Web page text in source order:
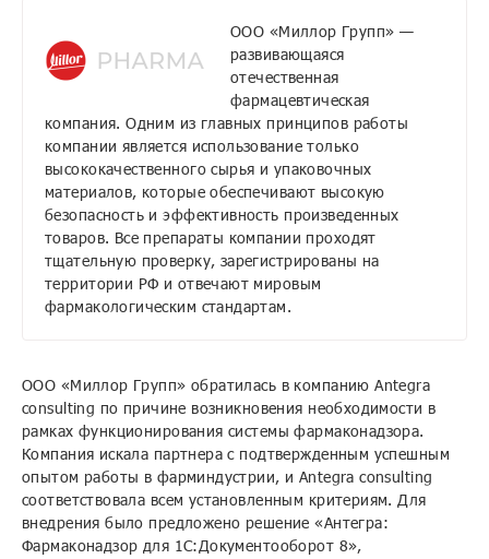
ООО «Миллор Групп» —
развивающаяся
отечественная
фармацевтическая
компания. Одним из главных принципов работы
компании является использование только
высококачественного сырья и упаковочных
материалов, которые обеспечивают высокую
безопасность и эффективность произведенных
товаров. Все препараты компании проходят
тщательную проверку, зарегистрированы на
территории РФ и отвечают мировым
фармакологическим стандартам.
ООО «Миллор Групп» обратилась в компанию Antegra
consulting по причине возникновения необходимости в
рамках функционирования системы фармаконадзора.
Компания искала партнера с подтвержденным успешным
опытом работы в фарминдустрии, и Antegra consulting
соответствовала всем установленным критериям. Для
внедрения было предложено решение «Антегра:
Фармаконадзор для 1С:Документооборот 8»,